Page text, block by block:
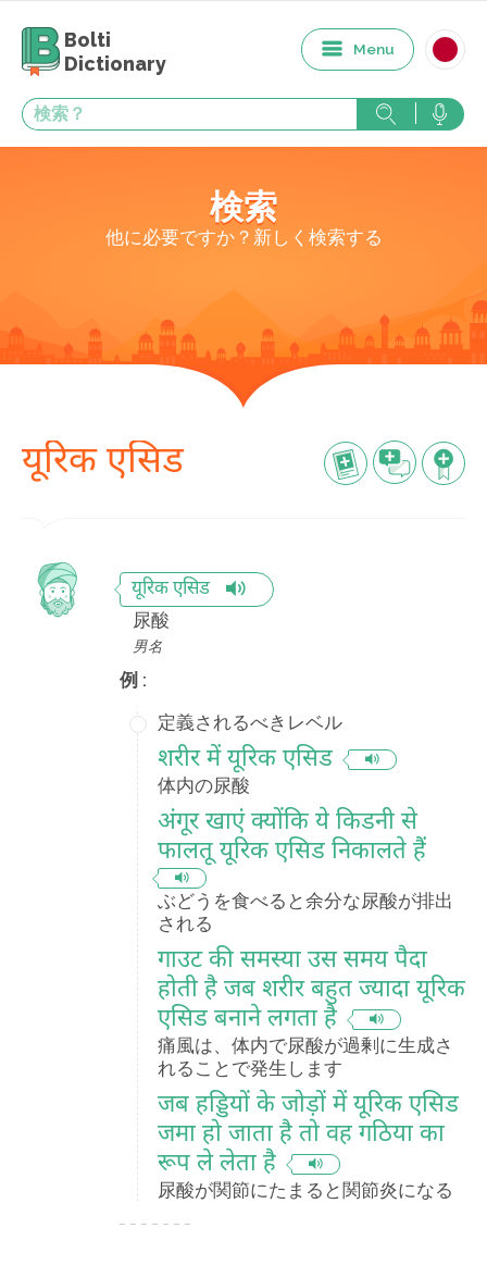
Bolti
Dictionary
Menu
検索
他に必要ですか？新しく検索する
यूरिक एसिड
यूरिक एसिड
尿酸
男名
例 :
定義されるべきレベル
शरीर में यूरिक एसिड
体内の尿酸
अंगूर खाएं क्योंकि ये किडनी से
फालतू यूरिक एसिड निकालते हैं
ぶどうを食べると余分な尿酸が排出
される
गाउट की समस्या उस समय पैदा
होती है जब शरीर बहुत ज्यादा यूरिक
एसिड बनाने लगता है
痛風は、体内で尿酸が過剰に生成さ
れることで発生します
जब हड्डियों के जोड़ों में यूरिक एसिड
जमा हो जाता है तो वह गठिया का
रूप ले लेता है
尿酸が関節にたまると関節炎になる